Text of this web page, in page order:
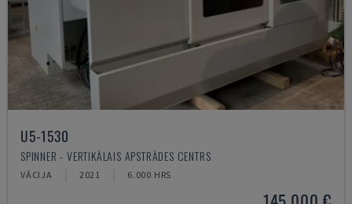
U5-1530
SPINNER - VERTIKĀLAIS APSTRĀDES CENTRS
VĀCIJA 2021 6.000 HRS